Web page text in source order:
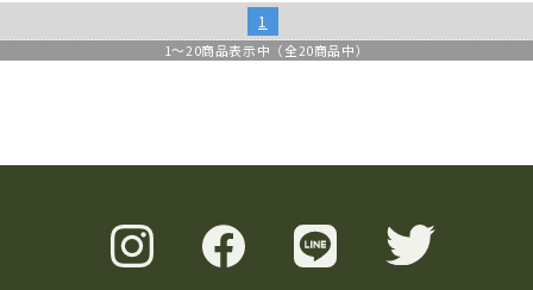
1
1～20商品表示中（全20商品中）